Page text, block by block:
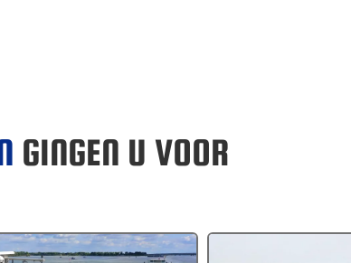
GINGEN U VOOR